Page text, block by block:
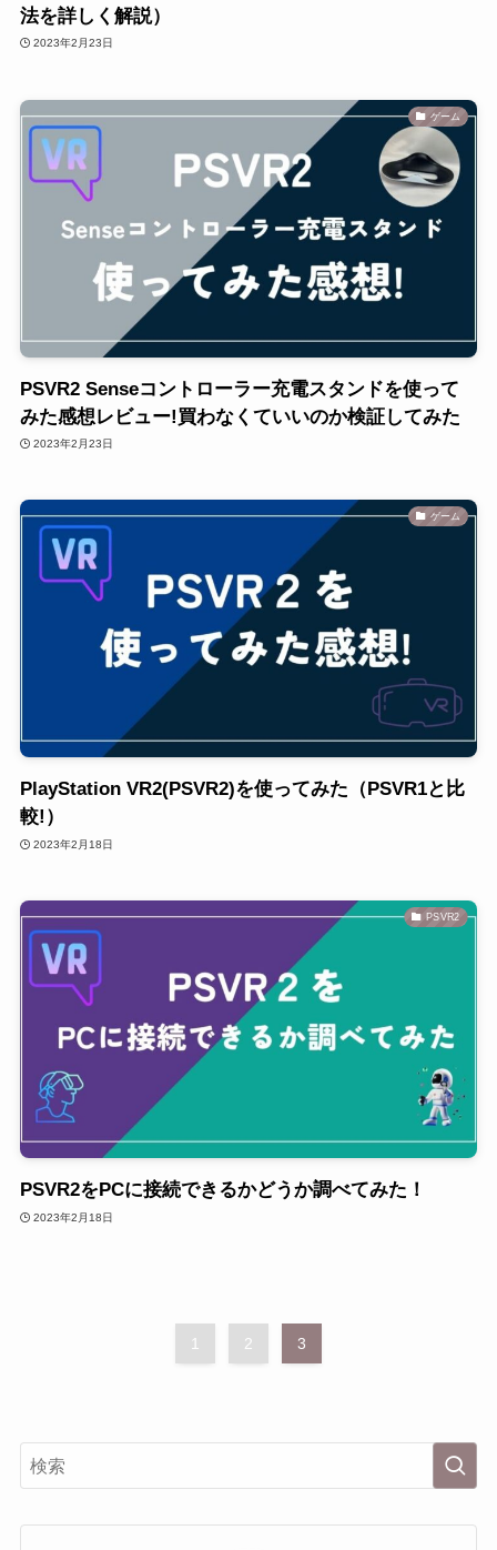
法を詳しく解説）
2023年2月23日
ゲーム
PSVR2 Senseコントローラー充電スタンドを使って
みた感想レビュー!買わなくていいのか検証してみた
2023年2月23日
ゲーム
PlayStation VR2(PSVR2)を使ってみた（PSVR1と比
較!）
2023年2月18日
PSVR2
PSVR2をPCに接続できるかどうか調べてみた！
2023年2月18日
1 2 3